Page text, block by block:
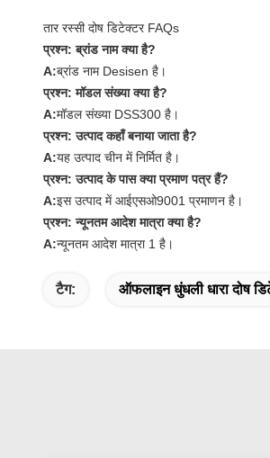
तार रस्सी दोष डिटेक्टर FAQs
प्रश्न: ब्रांड नाम क्या है?
A:ब्रांड नाम Desisen है।
प्रश्न: मॉडल संख्या क्या है?
A:मॉडल संख्या DSS300 है।
प्रश्न: उत्पाद कहाँ बनाया जाता है?
A:यह उत्पाद चीन में निर्मित है।
प्रश्न: उत्पाद के पास क्या प्रमाण पत्र हैं?
A:इस उत्पाद में आईएसओ9001 प्रमाणन है।
प्रश्न: न्यूनतम आदेश मात्रा क्या है?
A:न्यूनतम आदेश मात्रा 1 है।
टैग: ऑफलाइन धुंधली धारा दोष